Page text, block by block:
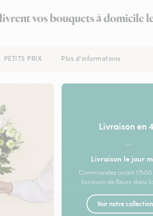
vos bouquets à domicile
PETITS PRIX Plus d'informations
Livraison en
—
Livraison le jour
Commandez avant
livraison de fleurs dans
Voir notre